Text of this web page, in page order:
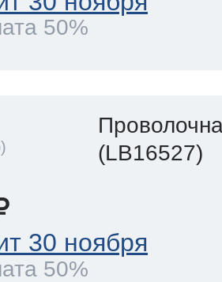
50%
(LB16527)
30 ноября
50%